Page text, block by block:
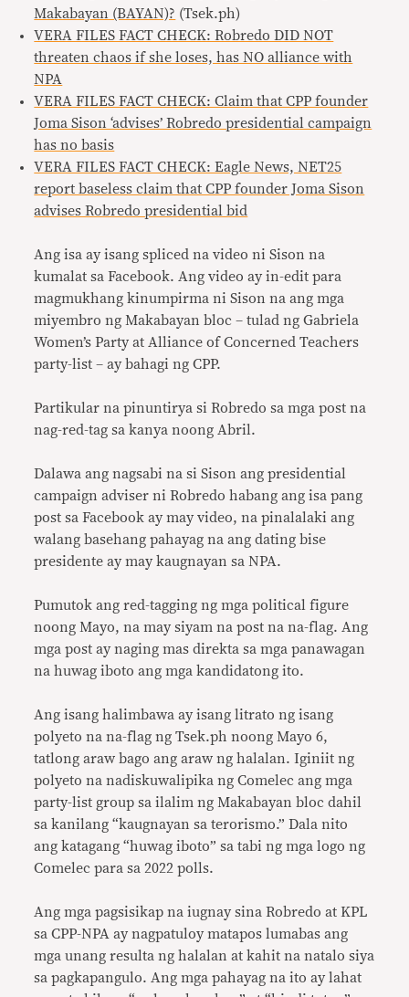
Makabayan (BAYAN)? (Tsek.ph)
VERA FILES FACT CHECK: Robredo DID NOT
threaten chaos if she loses, has NO alliance with
NPA
VERA FILES FACT CHECK: Claim that CPP founder
Joma Sison ‘advises’ Robredo presidential campaign
has no basis
VERA FILES FACT CHECK: Eagle News, NET25
report baseless claim that CPP founder Joma Sison
advises Robredo presidential bid
Ang isa ay isang spliced na video ni Sison na
kumalat sa Facebook. Ang video ay in-edit para
magmukhang kinumpirma ni Sison na ang mga
miyembro ng Makabayan bloc – tulad ng Gabriela
Women’s Party at Alliance of Concerned Teachers
party-list – ay bahagi ng CPP.
Partikular na pinuntirya si Robredo sa mga post na
nag-red-tag sa kanya noong Abril.
Dalawa ang nagsabi na si Sison ang presidential
campaign adviser ni Robredo habang ang isa pang
post sa Facebook ay may video, na pinalalaki ang
walang basehang pahayag na ang dating bise
presidente ay may kaugnayan sa NPA.
Pumutok ang red-tagging ng mga political figure
noong Mayo, na may siyam na post na na-flag. Ang
mga post ay naging mas direkta sa mga panawagan
na huwag iboto ang mga kandidatong ito.
Ang isang halimbawa ay isang litrato ng isang
polyeto na na-flag ng Tsek.ph noong Mayo 6,
tatlong araw bago ang araw ng halalan. Iginiit ng
polyeto na nadiskuwalipika ng Comelec ang mga
party-list group sa ilalim ng Makabayan bloc dahil
sa kanilang “kaugnayan sa terorismo.” Dala nito
ang katagang “huwag iboto” sa tabi ng mga logo ng
Comelec para sa 2022 polls.
Ang mga pagsisikap na iugnay sina Robredo at KPL
sa CPP-NPA ay nagpatuloy matapos lumabas ang
mga unang resulta ng halalan at kahit na natalo siya
sa pagkapangulo. Ang mga pahayag na ito ay lahat